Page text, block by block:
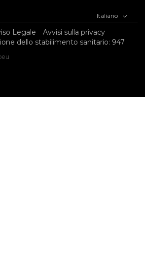
Italiano
Legale
Avvisi sulla privacy
dello stabilimento sanitario: 947